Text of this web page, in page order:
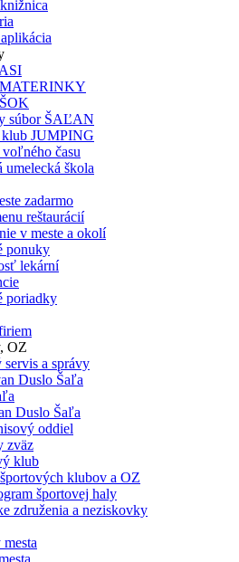
súbor ŠAĽAN
klub JUMPING
času
umelecká škola
zadarmo
reštaurácií
v meste a okolí
ponuky
lekární
poriadky
OZ
servis a správy
Duslo Šaľa
Duslo Šaľa
oddiel
zväz
klub
klubov a OZ
športovej haly
združenia a neziskovky